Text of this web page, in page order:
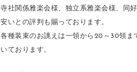
寺社関係雅楽会様、独立系雅楽会様、同
安いとの評判も賜っております。
各種装束のお誂えは一領から20～30領ま
いております。